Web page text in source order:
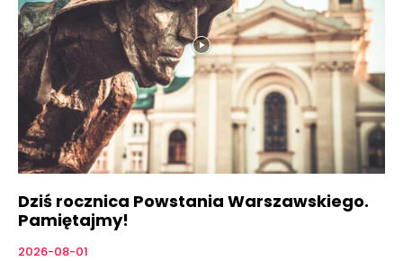
Dziś rocznica Powstania Warszawskiego.
Pamiętajmy!
2026-08-01